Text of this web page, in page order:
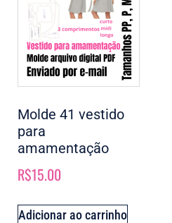
Molde 41 vestido
para
amamentação
R$15.00
Adicionar ao carrinho